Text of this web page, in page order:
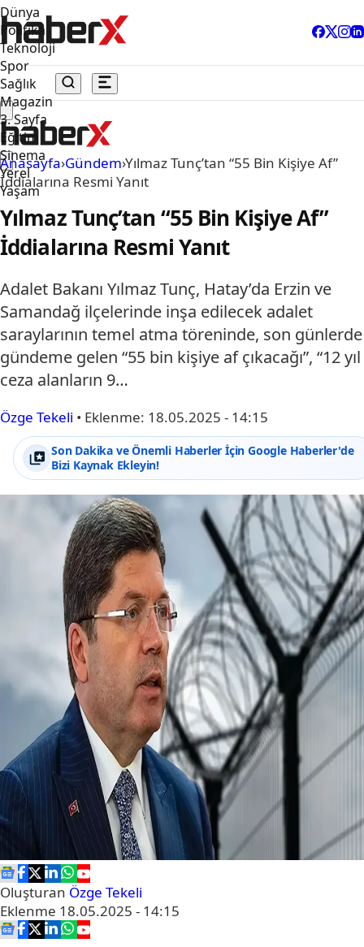
Dünya
Politika
Teknoloji
Spor
Sağlık
Magazin
3. Sayfa
Eğitim
Sinema
Yerel
Yaşam
Anasayfa›Gündem›Yılmaz Tunç’tan “55 Bin Kişiye Af”
İddialarına Resmi Yanıt
Yılmaz Tunç’tan “55 Bin Kişiye Af”
İddialarına Resmi Yanıt
Adalet Bakanı Yılmaz Tunç, Hatay’da Erzin ve
Samandağ ilçelerinde inşa edilecek adalet
saraylarının temel atma töreninde, son günlerde
gündeme gelen “55 bin kişiye af çıkacağı”, “12 yıl
ceza alanların 9…
Özge Tekeli • Eklenme: 18.05.2025 - 14:15
Son Dakika ve Önemli Haberler İçin Google Haberler'de
Bizi Kaynak Ekleyin!
Oluşturan Özge Tekeli
Eklenme 18.05.2025 - 14:15